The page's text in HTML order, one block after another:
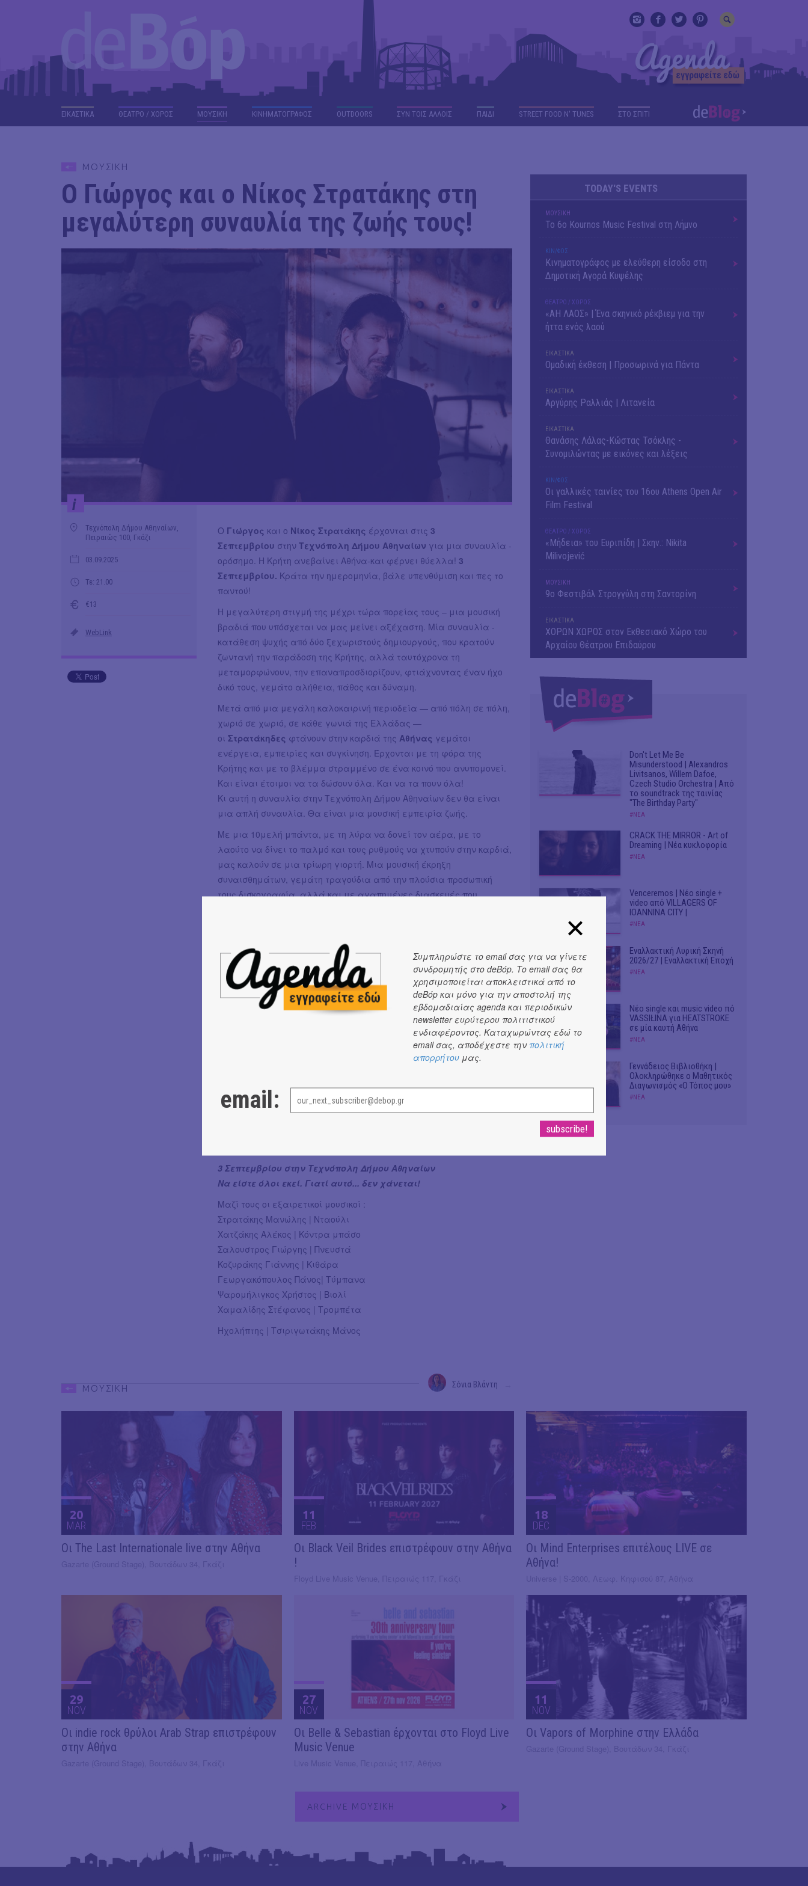
ΕΙΚΑΣΤΙΚΑ ΘΕΑΤΡΟ / ΧΟΡΟΣ ΜΟΥΣΙΚΗ ΚΙΝΗΜΑΤΟΓΡΑΦΟΣ OUTDΟORS ΣΥΝ ΤΟΙΣ ΑΛΛΟΙΣ ΠΑΙΔΙ STREET FOOD N' TUNES ΣΤΟ ΣΠΙΤΙ
ΜΟΥΣΙΚΗ
Ο Γιώργος και ο Νίκος Στρατάκης στη
μεγαλύτερη συναυλία της ζωής τους!
i
Τεχνόπολη Δήμου Αθηναίων,
Πειραιώς 100, Γκάζι
03.09.2025
Τε: 21.00
€13
WebLink
Ο Γιώργος και ο Νίκος Στρατάκης έρχονται στις 3
Σεπτεμβρίου στην Τεχνόπολη Δήμου Αθηναίων για μια συναυλία -
ορόσημο. Η Κρήτη ανεβαίνει Αθήνα-και φέρνει θύελλα! 3
Σεπτεμβρίου. Κράτα την ημερομηνία, βάλε υπενθύμιση και πες το
παντού!
Η μεγαλύτερη στιγμή της μέχρι τώρα πορείας τους – μια μουσική
βραδιά που υπόσχεται να μας μείνει αξέχαστη. Μία συναυλία -
κατάθεση ψυχής από δύο ξεχωριστούς δημιουργούς, που κρατούν
ζωντανή την παράδοση της Κρήτης, αλλά ταυτόχρονα τη
μεταμορφώνουν, την επαναπροσδιορίζουν, φτιάχνοντας έναν ήχο
δικό τους, γεμάτο αλήθεια, πάθος και δύναμη.
Μετά από μια μεγάλη καλοκαιρινή περιοδεία — από πόλη σε πόλη,
χωριό σε χωριό, σε κάθε γωνιά της Ελλάδας —
οι Στρατάκηδες φτάνουν στην καρδιά της Αθήνας γεμάτοι
ενέργεια, εμπειρίες και συγκίνηση. Έρχονται με τη φόρα της
Κρήτης και με το βλέμμα στραμμένο σε ένα κοινό που ανυπομονεί.
Και είναι έτοιμοι να τα δώσουν όλα. Και να τα πουν όλα!
Κι αυτή η συναυλία στην Τεχνόπολη Δήμου Αθηναίων δεν θα είναι
μια απλή συναυλία. Θα είναι μια μουσική εμπειρία ζωής.
Με μια 10μελή μπάντα, με τη λύρα να δονεί τον αέρα, με το
λαούτο να δίνει το παλμό και τους ρυθμούς να χτυπούν στην καρδιά,
μας καλούν σε μια τρίωρη γιορτή. Μια μουσική έκρηξη
συναισθημάτων, γεμάτη τραγούδια από την πλούσια προσωπική
τους δισκογραφία, αλλά και με αγαπημένες διασκευές που
της παράδοσης με την προσωπική ματιά των δημιουργών. Οι
Στρατάκηδες πατούν με σεβασμό στην κληρονομιά τους, αλλά δεν
διστάζουν να την πάνε ένα βήμα παραπέρα. Να της δώσουν φωνή
και μορφή σημερινή – λυρική, εκφραστική, βαθιά ανθρώπινη.
Κάθε εμφάνισή τους είναι μια μικρή επανάσταση. Πάντα με πάθος,
αλήθεια και αυθεντικότητα. Πάντα με τη δύναμη να ενώσουν το
κοινό σε έναν κοινό παλμό, σε ένα χτύπο καρδιάς που χορεύει. Με
τον κόσμο να τραγουδά μαζί τους δυνατά, με αμέτρητα sold out και
ζήσουμε στην Τεχνόπολη τον Σεπτέμβριο δεν θα έχει προηγούμενο.
Θα είναι μοναδικό. Και θα το ζήσουμε μαζί. Ετοιμαστείτε για ένα
μουσικό αντάμωμα, μια βραδιά που θα μας γεμίσει ρυθμό, χαρά,
3 Σεπτεμβρίου στην Τεχνόπολη Δήμου Αθηναίων
Να είστε όλοι εκεί. Γιατί αυτό... δεν χάνεται!
Μαζί τους οι εξαιρετικοί μουσικοί :
Στρατάκης Μανώλης | Νταούλι
Χατζάκης Αλέκος | Κόντρα μπάσο
Σαλουστρος Γιώργης | Πνευστά
Κοζυράκης Γιάννης | Κιθάρα
Γεωργακόπουλος Πάνος| Τύμπανα
Ψαρομήλιγκος Χρήστος | Βιολί
Χαμαλίδης Στέφανος | Τρομπέτα
Ηχολήπτης | Τσιριγωτάκης Μάνος
Σόνια Βλάντη
TODAY'S EVENTS
ΜΟΥΣΙΚΗ
Το 6ο Kournos Music Festival στη Λήμνο
ΚΙΝ/ΦΟΣ
Κινηματογράφος με ελεύθερη είσοδο στη
Δημοτική Αγορά Κυψέλης
ΘΕΑΤΡΟ / ΧΟΡΟΣ
«ΑΗ ΛΑΟΣ» | Ένα σκηνικό ρέκβιεμ για την
ήττα ενός λαού
ΕΙΚΑΣΤΙΚΑ
Ομαδική έκθεση | Προσωρινά για Πάντα
ΕΙΚΑΣΤΙΚΑ
Αργύρης Ραλλιάς | Λιτανεία
ΕΙΚΑΣΤΙΚΑ
Θανάσης Λάλας-Κώστας Τσόκλης -
Συνομιλώντας με εικόνες και λέξεις
ΚΙΝ/ΦΟΣ
Οι γαλλικές ταινίες του 16ου Athens Open Air
Film Festival
ΘΕΑΤΡΟ / ΧΟΡΟΣ
«Μήδεια» του Ευριπίδη | Σκην.: Nikita
Milivojević
ΜΟΥΣΙΚΗ
9o Φεστιβάλ Στρογγύλη στη Σαντορίνη
ΕΙΚΑΣΤΙΚΑ
ΧΟΡΩΝ ΧΩΡΟΣ στον Εκθεσιακό Χώρο του
Αρχαίου Θέατρου Επιδαύρου
Don't Let Me Be
Misunderstood | Alexandros
Livitsanos, Willem Dafoe,
Czech Studio Orchestra | Από
το soundtrack της ταινίας
"The Birthday Party"
#ΝΕΑ
CRACK THE MIRROR - Art of
Dreaming | Νέα κυκλοφορία
#ΝΕΑ
Venceremos | Νέο single +
video από VILLAGERS OF
IOANNINA CITY |
#ΝΕΑ
Εναλλακτική Λυρική Σκηνή
2026/27 | Εναλλακτική Εποχή
#ΝΕΑ
Νέο single και music video πό
VASSIŁINA για HEATSTROKE
σε μία καυτή Αθήνα
#ΝΕΑ
Γεννάδειος Βιβλιοθήκη |
Ολοκληρώθηκε ο Μαθητικός
Διαγωνισμός «Ο Τόπος μου»
#ΝΕΑ
ΜΟΥΣΙΚΗ
20
MAR
Οι The Last Internationale live στην Αθήνα
11
FEB
Οι Black Veil Brides επιστρέφουν στην Αθήνα
!
18
DEC
Οι Mind Enterprises επιτέλους LIVE σε
Αθήνα!
29
NOV
Οι indie rock θρύλοι Arab Strap επιστρέφουν
στην Αθήνα
27
NOV
Οι Belle & Sebastian έρχονται στο Floyd Live
Music Venue
11
NOV
Οι Vapors of Morphine στην Ελλάδα
ARCHIVE ΜΟΥΣΙΚΗ
Συμπληρώστε το email σας για να γίνετε
συνδρομητής στο deBόp. Το email σας θα
χρησιμοποιείται αποκλειστικά από το
deBόp και μόνο για την αποστολή της
εβδομαδιαίας agenda και περιοδικών
newsletter ευρύτερου πολιτιστικού
ενδιαφέροντος. Καταχωρώντας εδώ το
email σας, αποδέχεστε την πολιτική
απορρήτου μας.
email: